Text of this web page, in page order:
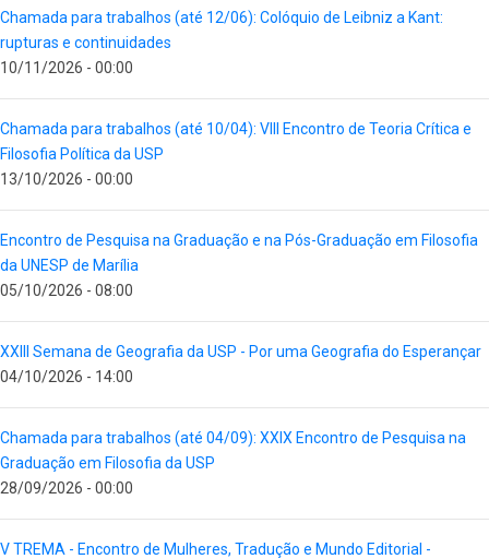
Chamada para trabalhos (até 12/06): Colóquio de Leibniz a Kant:
rupturas e continuidades
10/11/2026 - 00:00
Chamada para trabalhos (até 10/04): VIII Encontro de Teoria Crítica e
Filosofia Política da USP
13/10/2026 - 00:00
Encontro de Pesquisa na Graduação e na Pós-Graduação em Filosofia
da UNESP de Marília
05/10/2026 - 08:00
XXIII Semana de Geografia da USP - Por uma Geografia do Esperançar
04/10/2026 - 14:00
Chamada para trabalhos (até 04/09): XXIX Encontro de Pesquisa na
Graduação em Filosofia da USP
28/09/2026 - 00:00
V TREMA - Encontro de Mulheres, Tradução e Mundo Editorial -